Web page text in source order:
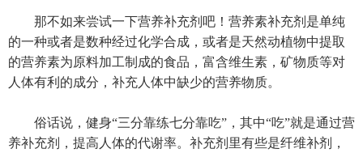
那不如来尝试一下营养补充剂吧！营养素补充剂是单纯
的一种或者是数种经过化学合成，或者是天然动植物中提取
的营养素为原料加工制成的食品，富含维生素，矿物质等对
人体有利的成分，补充人体中缺少的营养物质。
俗话说，健身“三分靠练七分靠吃”，其中“吃”就是通过营
养补充剂，提高人体的代谢率。补充剂里有些是纤维补剂，